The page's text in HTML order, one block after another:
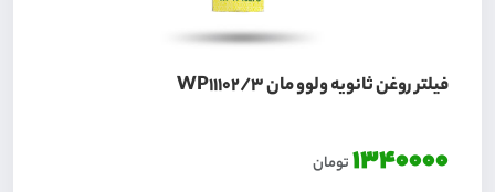
فیلتر روغن ثانویه ولوو مان WP11102/3
1340000تومان